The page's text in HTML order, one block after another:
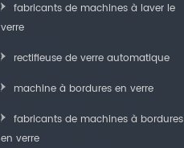
fabricants de machines à laver le
verre
rectifieuse de verre automatique
machine à bordures en verre
fabricants de machines à bordures
en verre